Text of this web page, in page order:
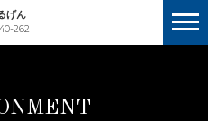
げん
262
NMEN T